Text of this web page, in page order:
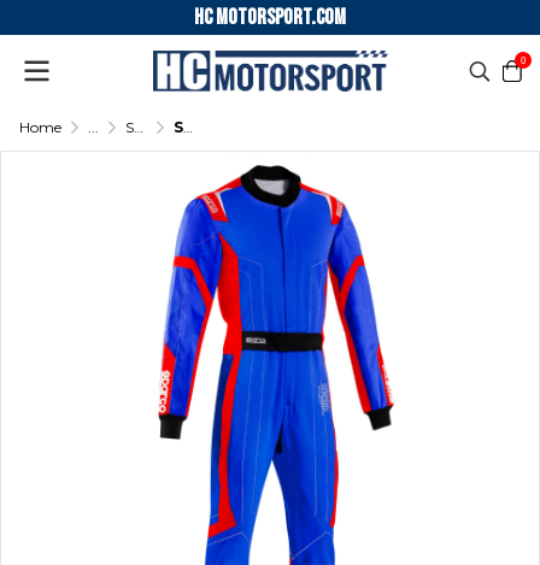
HC motorsport.COM
0
Home ... SPARCO KARTING SUIT THUNDER ADVANCED SPARCO KARTING SUIT THUNDER ADVANCED - (Light blue/Red)